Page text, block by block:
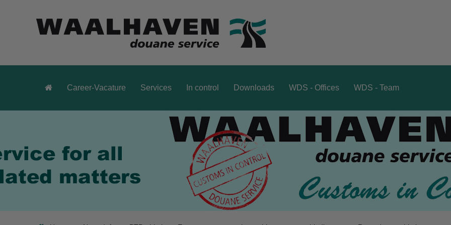
Career-Vacature Services In control Downloads WDS - Offices WDS - Team